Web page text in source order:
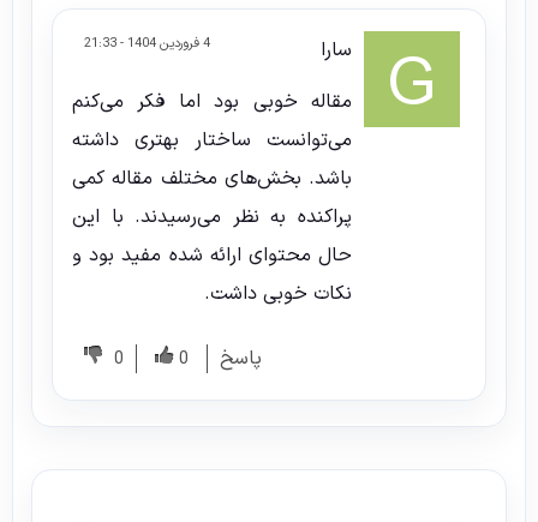
4 فروردین 1404 - 21:33
سارا
مقاله خوبی بود اما فکر می‌کنم
می‌توانست ساختار بهتری داشته
باشد. بخش‌های مختلف مقاله کمی
پراکنده به نظر می‌رسیدند. با این
حال محتوای ارائه شده مفید بود و
نکات خوبی داشت.
پاسخ 0
0